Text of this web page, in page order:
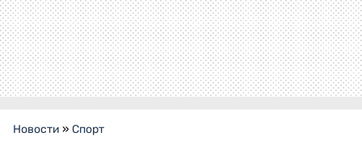
Новости » Спорт